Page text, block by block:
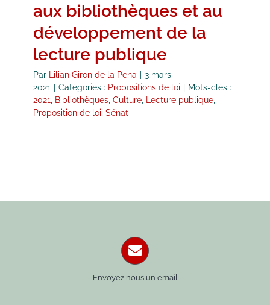
aux bibliothèques et au
développement de la
lecture publique
Par Lilian Giron de la Pena
3 mars
2021
Catégories : Propositions de loi
Mots-clés :
2021
Bibliothèques Culture Lecture publique
Proposition de loi Sénat
Envoyez nous un email